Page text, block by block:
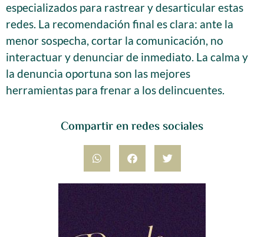
Compartir en redes sociales
especializados para rastrear y desarticular estas
redes. La recomendación final es clara: ante la
menor sospecha, cortar la comunicación, no
interactuar y denunciar de inmediato. La calma y
la denuncia oportuna son las mejores
herramientas para frenar a los delincuentes.